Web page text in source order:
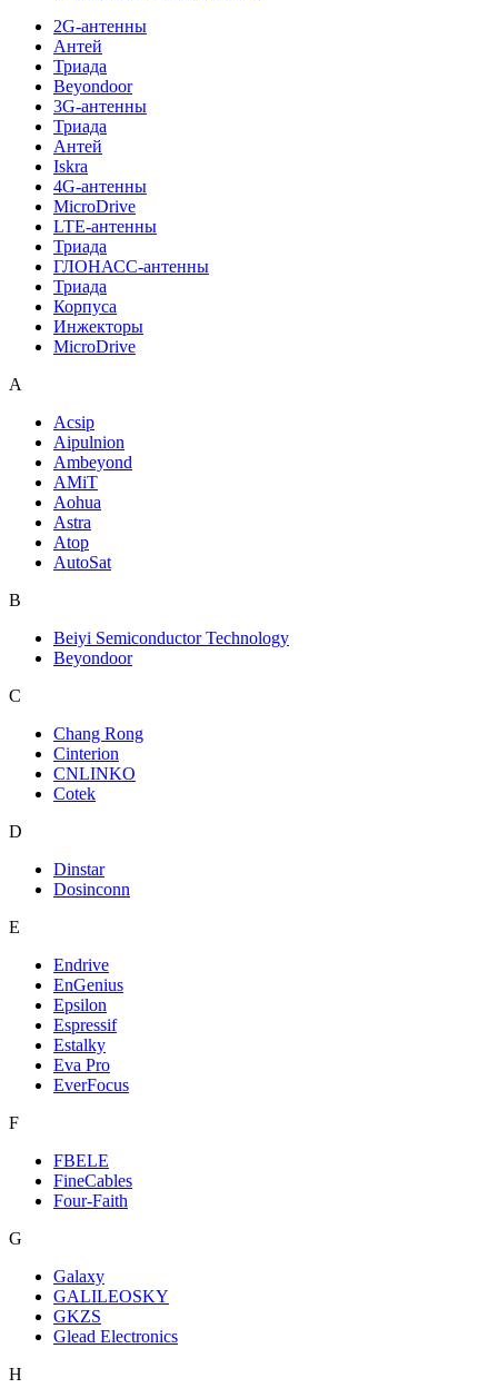
2G-антенны
Антей
Триада
Beyondoor
3G-антенны
Триада
Антей
Iskra
4G-антенны
MicroDrive
LTE-антенны
Триада
ГЛОНАСС-антенны
Триада
Корпуса
Инжекторы
MicroDrive
A
Acsip
Aipulnion
Ambeyond
AMiT
Aohua
Astra
Atop
AutoSat
B
Beiyi Semiconductor Technology
Beyondoor
C
Chang Rong
Cinterion
CNLINKO
Cotek
D
Dinstar
Dosinconn
E
Endrive
EnGenius
Epsilon
Espressif
Estalky
Eva Pro
EverFocus
F
FBELE
FineCables
Four-Faith
G
Galaxy
GALILEOSKY
GKZS
Glead Electronics
H